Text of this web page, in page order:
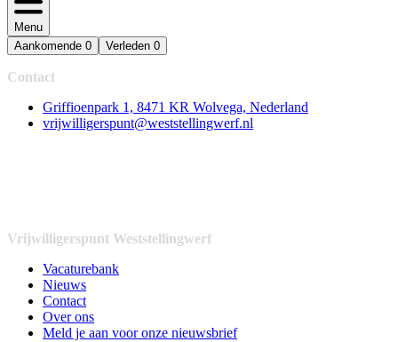
Menu
Aankomende 0 Verleden 0
Contact
Griffioenpark 1, 8471 KR Wolvega, Nederland
vrijwilligerspunt@weststellingwerf.nl
Vrijwilligerspunt Weststellingwerf
Vacaturebank
Nieuws
Contact
Over ons
Meld je aan voor onze nieuwsbrief